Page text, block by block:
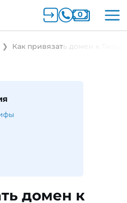
Как привязать домен к
домен к